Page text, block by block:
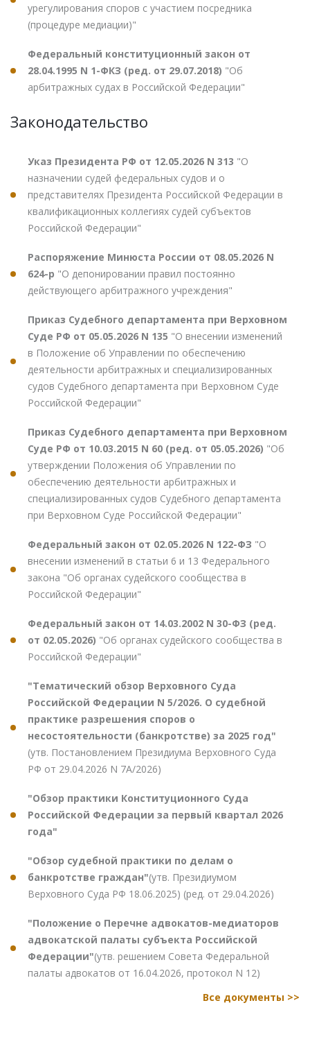
урегулирования споров с участием посредника
(процедуре медиации)"
Федеральный конституционный закон от
28.04.1995 N 1-ФКЗ (ред. от 29.07.2018) "Об
арбитражных судах в Российской Федерации"
Законодательство
Указ Президента РФ от 12.05.2026 N 313 "О
назначении судей федеральных судов и о
представителях Президента Российской Федерации в
квалификационных коллегиях судей субъектов
Российской Федерации"
Распоряжение Минюста России от 08.05.2026 N
624-р "О депонировании правил постоянно
действующего арбитражного учреждения"
Приказ Судебного департамента при Верховном
Суде РФ от 05.05.2026 N 135 "О внесении изменений
в Положение об Управлении по обеспечению
деятельности арбитражных и специализированных
судов Судебного департамента при Верховном Суде
Российской Федерации"
Приказ Судебного департамента при Верховном
Суде РФ от 10.03.2015 N 60 (ред. от 05.05.2026) "Об
утверждении Положения об Управлении по
обеспечению деятельности арбитражных и
специализированных судов Судебного департамента
при Верховном Суде Российской Федерации"
Федеральный закон от 02.05.2026 N 122-ФЗ "О
внесении изменений в статьи 6 и 13 Федерального
закона "Об органах судейского сообщества в
Российской Федерации"
Федеральный закон от 14.03.2002 N 30-ФЗ (ред.
от 02.05.2026) "Об органах судейского сообщества в
Российской Федерации"
"Тематический обзор Верховного Суда
Российской Федерации N 5/2026. О судебной
практике разрешения споров о
несостоятельности (банкротстве) за 2025 год"
(утв. Постановлением Президиума Верховного Суда
РФ от 29.04.2026 N 7А/2026)
"Обзор практики Конституционного Суда
Российской Федерации за первый квартал 2026
года"
"Обзор судебной практики по делам о
банкротстве граждан"(утв. Президиумом
Верховного Суда РФ 18.06.2025) (ред. от 29.04.2026)
"Положение о Перечне адвокатов-медиаторов
адвокатской палаты субъекта Российской
Федерации"(утв. решением Совета Федеральной
палаты адвокатов от 16.04.2026, протокол N 12)
Все документы >>